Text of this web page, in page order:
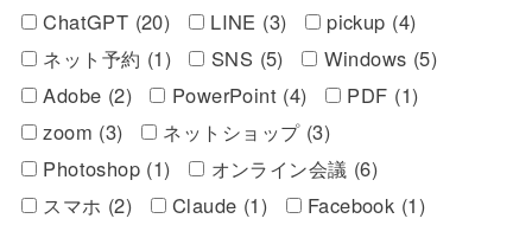
ChatGPT (20)
LINE (3)
pickup (4)
ネット予約 (1)
SNS (5)
Windows (5)
Adobe (2)
PowerPoint (4)
PDF (1)
zoom (3)
ネットショップ (3)
Photoshop (1)
オンライン会議 (6)
スマホ (2)
Claude (1)
Facebook (1)